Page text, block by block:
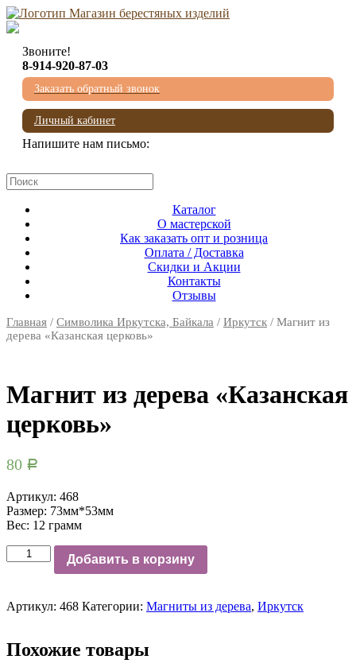
Звоните!
8-914-920-87-03
Заказать обратный звонок
Личный кабинет
Напишите нам письмо:
Каталог
О мастерской
Как заказать опт и розница
Оплата / Доставка
Скидки и Акции
Контакты
Отзывы
Главная / Символика Иркутска, Байкала / Иркутск / Магнит из
дерева «Казанская церковь»
Магнит из дерева «Казанская
церковь»
80 Р
Артикул: 468
Размер: 73мм*53мм
Вес: 12 грамм
Количество
Добавить в корзину
Артикул: 468 Категории: Магниты из дерева, Иркутск
Похожие товары